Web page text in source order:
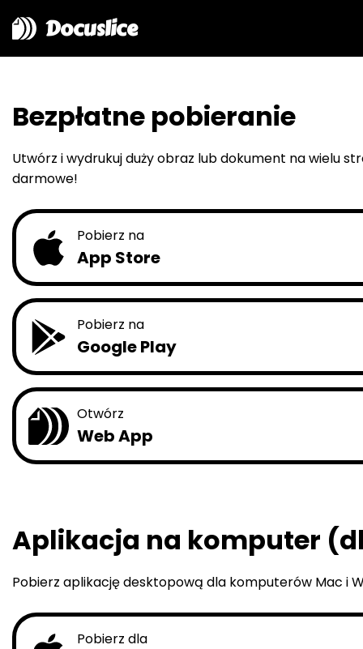
Docuslice
Bezpłatne pobieranie
Utwórz i wydrukuj duży obraz lub dokument na wielu
darmowe!
Pobierz na
App Store
Pobierz na
Google Play
Otwórz
Web App
Aplikacja na komputer
Pobierz aplikację desktopową dla komputerów Mac i
Pobierz dla